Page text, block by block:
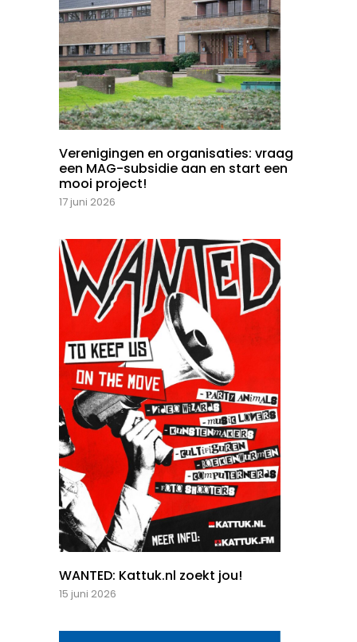
Verenigingen en organisaties: vraag
een MAG-subsidie aan en start een
mooi project!
17 juni 2026
WANTED: Kattuk.nl zoekt jou!
15 juni 2026